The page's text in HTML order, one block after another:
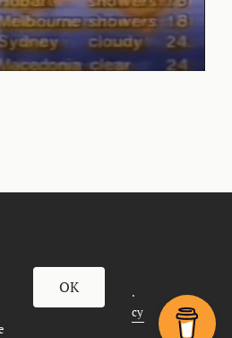
All Rights Reserved.
Æther Marketing Agency
Импресум
OK